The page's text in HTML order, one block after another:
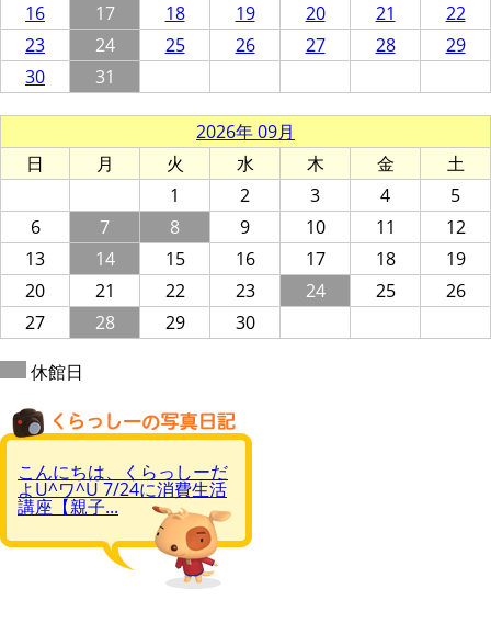
16
17 18 19 20 21
22
23
24 25 26 27 28
29
30
31
2026年 09月
日
月 火 水 木 金
土
1
2 3 4
5
6
7 8 9 10 11
12
13
14 15 16 17 18
19
20
21 22 23 24 25
26
27
28 29 30
休館日
こんにちは、くらっしーだ
よU^ワ^U 7/24に消費生活
講座【親子...